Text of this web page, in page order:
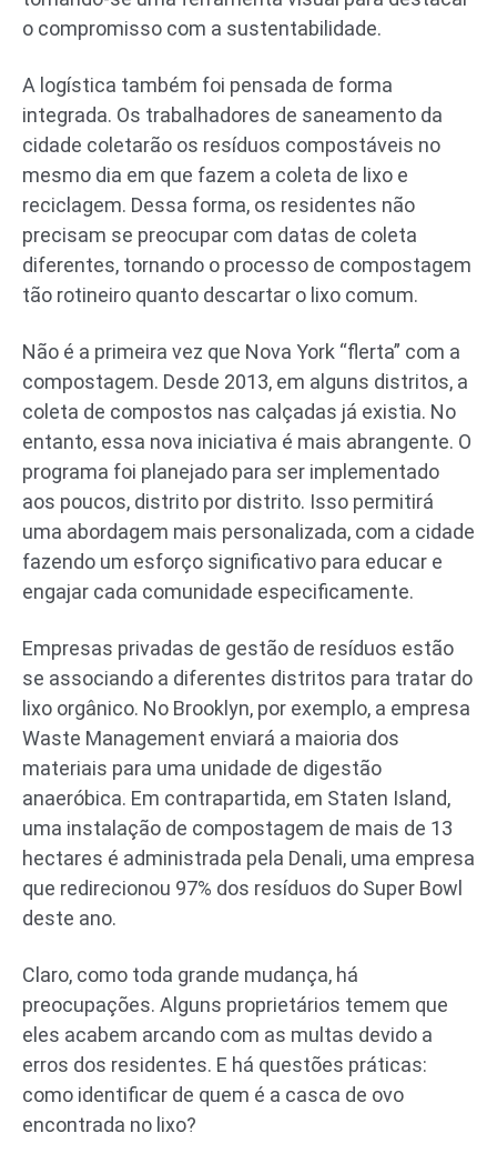
o compromisso com a sustentabilidade.
A logística também foi pensada de forma
integrada. Os trabalhadores de saneamento da
cidade coletarão os resíduos compostáveis no
mesmo dia em que fazem a coleta de lixo e
reciclagem. Dessa forma, os residentes não
precisam se preocupar com datas de coleta
diferentes, tornando o processo de compostagem
tão rotineiro quanto descartar o lixo comum.
Não é a primeira vez que Nova York “flerta” com a
compostagem. Desde 2013, em alguns distritos, a
coleta de compostos nas calçadas já existia. No
entanto, essa nova iniciativa é mais abrangente. O
programa foi planejado para ser implementado
aos poucos, distrito por distrito. Isso permitirá
uma abordagem mais personalizada, com a cidade
fazendo um esforço significativo para educar e
engajar cada comunidade especificamente.
Empresas privadas de gestão de resíduos estão
se associando a diferentes distritos para tratar do
lixo orgânico. No Brooklyn, por exemplo, a empresa
Waste Management enviará a maioria dos
materiais para uma unidade de digestão
anaeróbica. Em contrapartida, em Staten Island,
uma instalação de compostagem de mais de 13
hectares é administrada pela Denali, uma empresa
que redirecionou 97% dos resíduos do Super Bowl
deste ano.
Claro, como toda grande mudança, há
preocupações. Alguns proprietários temem que
eles acabem arcando com as multas devido a
erros dos residentes. E há questões práticas:
como identificar de quem é a casca de ovo
encontrada no lixo?